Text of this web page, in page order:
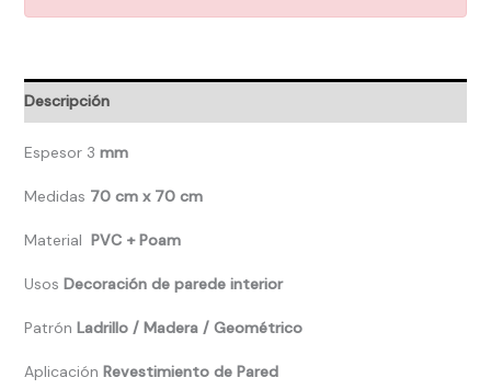
Descripción
Espesor 3 mm
Medidas 70 cm x 70 cm
Material PVC + Poam
Usos Decoración de parede interior
Patrón Ladrillo / Madera / Geométrico
Aplicación Revestimiento de Pared